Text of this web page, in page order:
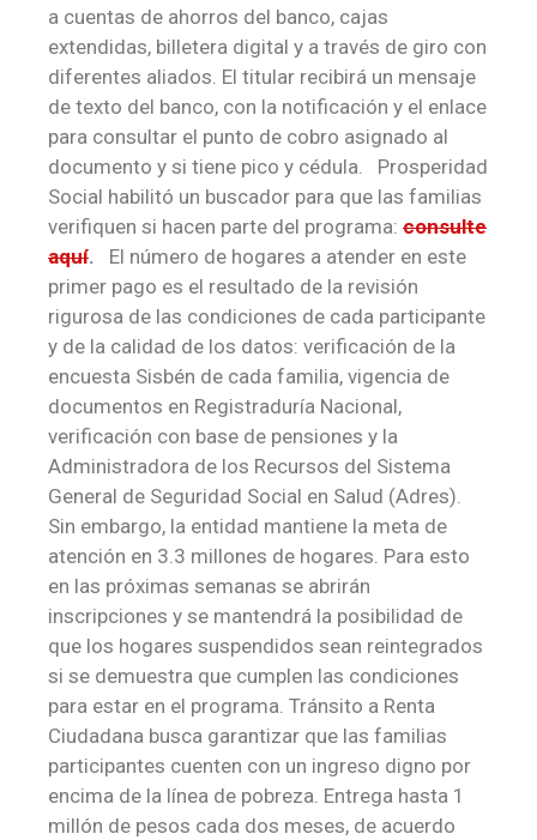
a cuentas de ahorros del banco, cajas
extendidas, billetera digital y a través de giro con
diferentes aliados. El titular recibirá un mensaje
de texto del banco, con la notificación y el enlace
para consultar el punto de cobro asignado al
documento y si tiene pico y cédula. Prosperidad
Social habilitó un buscador para que las familias
verifiquen si hacen parte del programa: consulte
aquí. El número de hogares a atender en este
primer pago es el resultado de la revisión
rigurosa de las condiciones de cada participante
y de la calidad de los datos: verificación de la
encuesta Sisbén de cada familia, vigencia de
documentos en Registraduría Nacional,
verificación con base de pensiones y ​la
Administradora de los Recursos del Sistema
General de Seguridad Social en Salud (Adres).
Sin embargo, la entidad mantiene la meta de
atención en 3.3 millones de hogares. Para esto
en las próximas semanas se abrirán
inscripciones y se mantendrá la posibilidad de
que los hogares suspendidos sean reintegrados
si se demuestra que cumplen las condiciones
para estar en el programa. Tránsito a Renta
Ciudadana busca garantizar que las familias
participantes cuenten con un ingreso digno por
encima de la línea de pobreza. Entrega hasta 1
millón de pesos cada dos meses, de acuerdo